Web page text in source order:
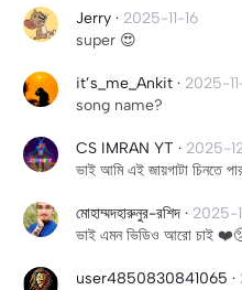
Jerry · 2025-11-16
super 😍
it’s_me_Ankit · 2025-
song name?
CS IMRAN YT · 2025-
ভাই আমি এই জায়গাটা চিনতে
মোহাম্মদহারুনুর-রশিদ · 2025-
ভাই এমন ভিডিও আরো চাই
user4850830841065 ·